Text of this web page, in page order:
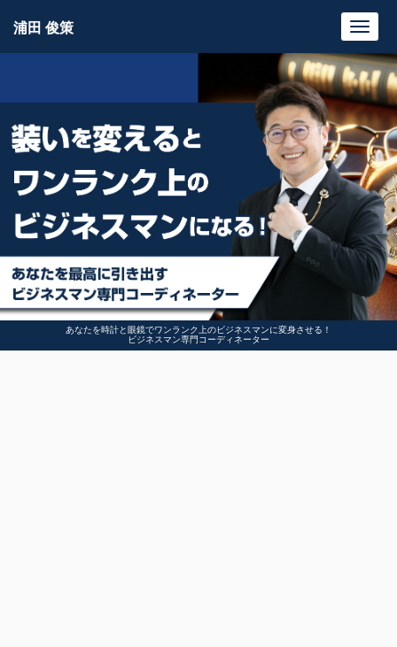
あなたを時計と眼鏡でワンランク上のビジネスマンに変身させる！
ビジネスマン専門コーディネーター
浦田 俊策